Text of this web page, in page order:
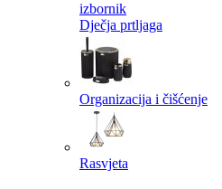
izbornik
Dječja prtljaga
Organizacija i čišćenje
Rasvjeta